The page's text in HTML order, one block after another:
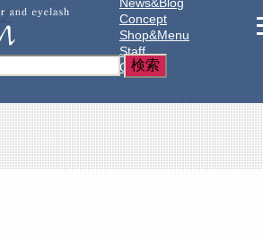
News&Blog
Concept
Shop&Menu
Staff
Gallery